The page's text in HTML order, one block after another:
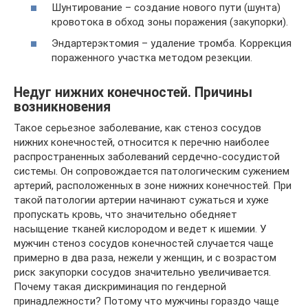
Шунтирование – создание нового пути (шунта)
кровотока в обход зоны поражения (закупорки).
Эндартерэктомия – удаление тромба. Коррекция
пораженного участка методом резекции.
Недуг нижних конечностей. Причины
возникновения
Такое серьезное заболевание, как стеноз сосудов
нижних конечностей, относится к перечню наиболее
распространенных заболеваний сердечно-сосудистой
системы. Он сопровождается патологическим сужением
артерий, расположенных в зоне нижних конечностей. При
такой патологии артерии начинают сужаться и хуже
пропускать кровь, что значительно обедняет
насыщение тканей кислородом и ведет к ишемии. У
мужчин стеноз сосудов конечностей случается чаще
примерно в два раза, нежели у женщин, и с возрастом
риск закупорки сосудов значительно увеличивается.
Почему такая дискриминация по гендерной
принадлежности? Потому что мужчины гораздо чаще